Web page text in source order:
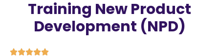
Training New Product
Development (NPD)
